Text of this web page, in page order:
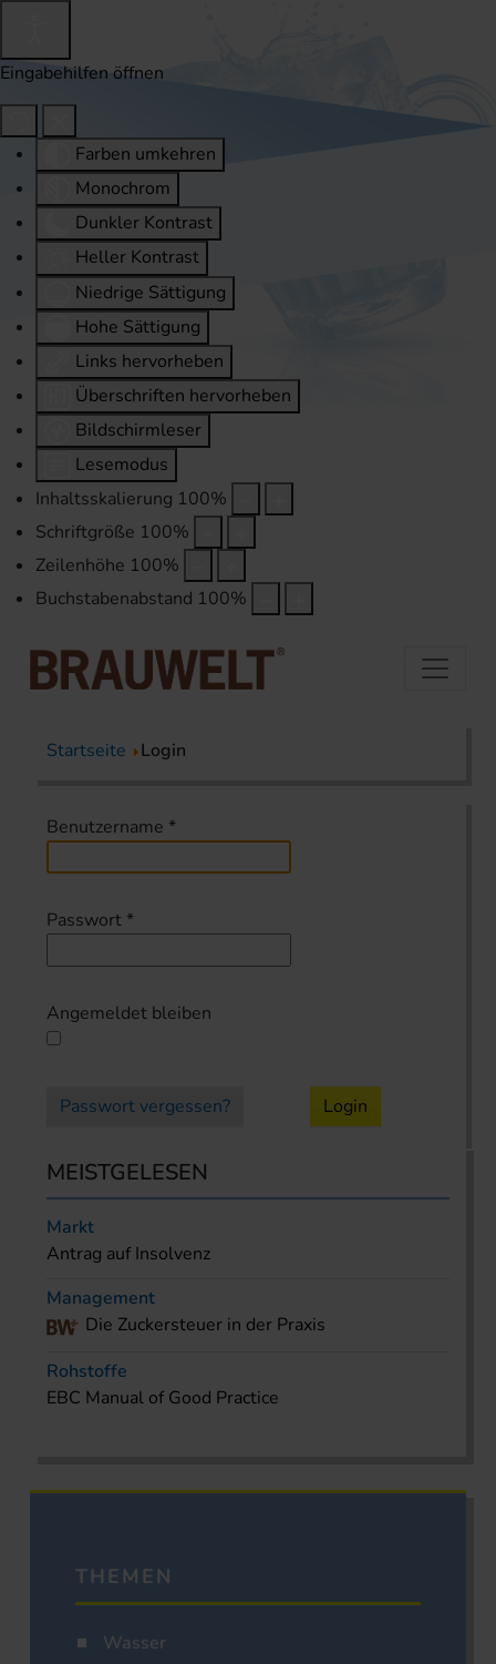
Eingabehilfen öffnen
Farben umkehren
Monochrom
Dunkler Kontrast
Heller Kontrast
Niedrige Sättigung
Hohe Sättigung
Links hervorheben
Überschriften hervorheben
Bildschirmleser
Lesemodus
Inhaltsskalierung 100%
Schriftgröße 100%
Zeilenhöhe 100%
Buchstabenabstand 100%
Startseite Login
Benutzername *
Passwort *
Angemeldet bleiben
Passwort vergessen? Login
MEISTGELESEN
Markt
Antrag auf Insolvenz
Management
Die Zuckersteuer in der Praxis
Rohstoffe
EBC Manual of Good Practice
THEMEN
Wasser